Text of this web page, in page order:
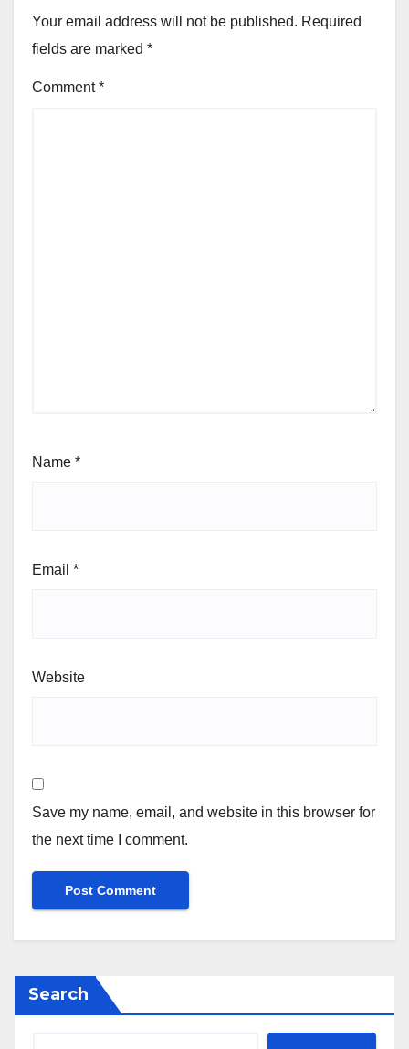
Your email address will not be published. Required
fields are marked *
Comment*
Name *
Email *
Website
Save my name, email, and website in this browser for
the next time I comment.
Search